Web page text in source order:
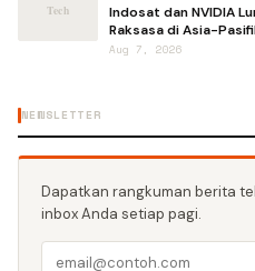
Indosat dan NVIDIA
Raksasa di Asia-
Aug 7, 2026
NEWSLETTER
Dapatkan rangkuman berita
inbox Anda setiap pagi.